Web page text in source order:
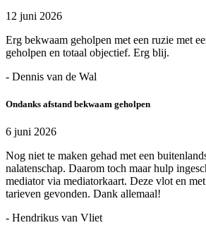
12 juni 2026
Erg bekwaam geholpen met een ruzie met
geholpen en totaal objectief. Erg blij.
- Dennis van de Wal
Ondanks afstand bekwaam geholpen
6 juni 2026
Nog niet te maken gehad met een
nalatenschap. Daarom toch maar hulp
mediator via mediatorkaart. Deze vlot en
tarieven gevonden. Dank allemaal!
- Hendrikus van Vliet